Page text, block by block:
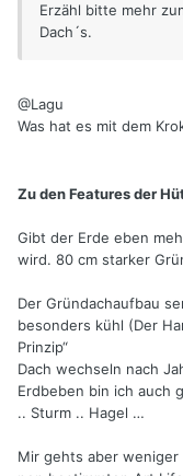
Erzähl bitte mehr
Dach´s.
@Lagu
Was hat es mit dem
Zu den Features der
Gibt der Erde eben
wird. 80 cm starker
Der Gründachaufbau
besonders kühl (Der
Prinzip“
Dach wechseln nach
Erdbeben bin ich auch
.. Sturm .. Hagel …
Mir gehts aber weniger